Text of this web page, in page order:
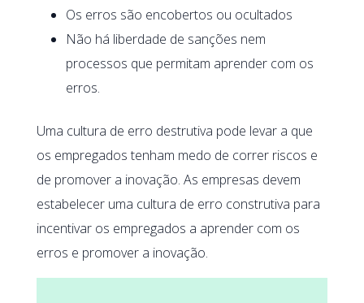
Os erros são encobertos ou ocultados
Não há liberdade de sanções nem
processos que permitam aprender com os
erros.
Uma cultura de erro destrutiva pode levar a que
os empregados tenham medo de correr riscos e
de promover a inovação. As empresas devem
estabelecer uma cultura de erro construtiva para
incentivar os empregados a aprender com os
erros e promover a inovação.